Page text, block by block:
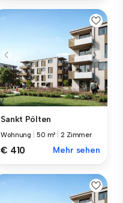
Sankt Pölten
Wohnung 50 m² |2 Zimmer
€ 410 Mehr sehen